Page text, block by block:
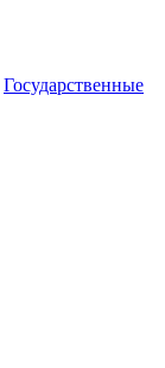
Государственные